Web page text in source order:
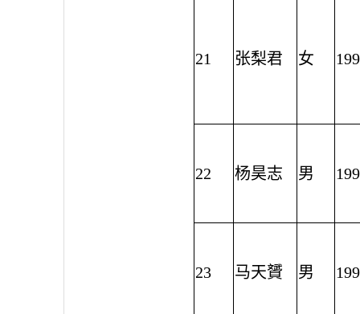
21 张梨君 女
22 杨昊志 男
23 马天贇 男